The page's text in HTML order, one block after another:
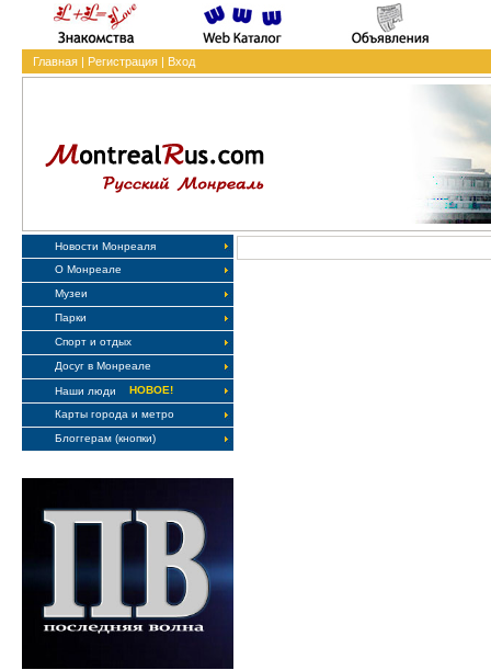
Главная| Регистрация| Вход
Новости Монреаля
О Монреале
Музеи
Парки
Спорт и отдых
Досуг в Монреале
Наши люди
НОВОЕ!
Карты города и метро
Блоггерам (кнопки)